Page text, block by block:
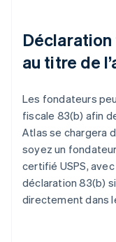
au titre de
Les fondateurs
fiscale 83(b) afin
Atlas se chargera
soyez un
certifié USPS,
déclaration 83(b)
directement dans